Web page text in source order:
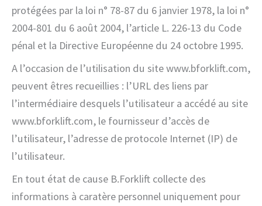
protégées par la loi n° 78-87 du 6 janvier 1978, la loi n°
2004-801 du 6 août 2004, l’article L. 226-13 du Code
pénal et la Directive Européenne du 24 octobre 1995.
A l’occasion de l’utilisation du site www.bforklift.com,
peuvent êtres recueillies : l’URL des liens par
l’intermédiaire desquels l’utilisateur a accédé au site
www.bforklift.com, le fournisseur d’accès de
l’utilisateur, l’adresse de protocole Internet (IP) de
l’utilisateur.
En tout état de cause B.Forklift collecte des
informations à caratère personnel uniquement pour